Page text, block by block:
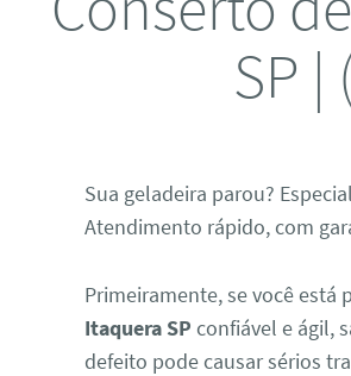
SP |
Sua geladeira parou?
Atendimento rápido, com
Primeiramente, se você
Itaquera SP confiável e ágil,
defeito pode causar sérios